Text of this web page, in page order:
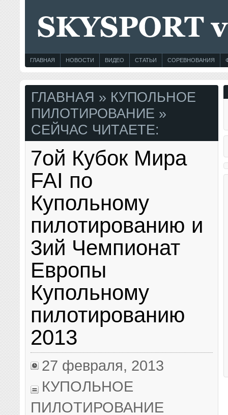
ГЛАВНАЯ НОВОСТИ ВИДЕО СТАТЬИ СОРЕВНОВАНИЯ
ГЛАВНАЯ » КУПОЛЬНОЕ
ПИЛОТИРОВАНИЕ »
СЕЙЧАС ЧИТАЕТЕ:
7ой Кубок Мира
FAI по
Купольному
пилотированию и
3ий Чемпионат
Европы
Купольному
пилотированию
2013
27 февраля, 2013
КУПОЛЬНОЕ
ПИЛОТИРОВАНИЕ